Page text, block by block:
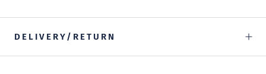
DELIVERY/RETURN